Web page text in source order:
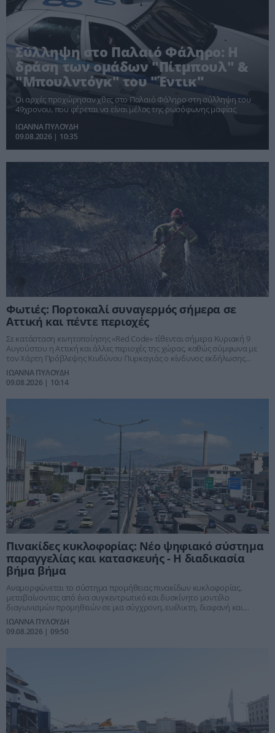
Σύλληψη στο Παλαιό Φάληρο: Η
δράση των ομάδων "Πίτμπουλ" &
"Μπουλντόγκ" του "Έντικ"
Οι αρχές προχώρησαν χθες στο Παλαιό Φάληρο στη σύλληψη του
49χρονου, που φέρεται να είναι μέλος της ρωσόφωνης μαφίας
ΙΩΑΝΝΑ ΠΥΛΟΥΔΗ
09.08.2026 | 10:35
Φωτιές: Πορτοκαλί συναγερμός σήμερα σε
Αττική και πέντε περιοχές
Σε κατάσταση κινητοποίησης «Red Code» τίθενται σήμερα Κυριακή 9
Αυγούστου η Αττική και άλλες περιοχές της χώρας, καθώς σύμφωνα με
τον Χάρτη Πρόβλεψης Κινδύνου Πυρκαγιάς ο κίνδυνος εκδήλωσης
πυρκαγιών προβλέπεται πολύ υψηλός, κατηγορίας 4.
ΙΩΑΝΝΑ ΠΥΛΟΥΔΗ
09.08.2026 | 10:14
Πινακίδες κυκλοφορίας: Νέο ψηφιακό σύστημα
παραγγελίας και κατασκευής - Η διαδικασία
βήμα βήμα
Αναμορφώνεται το σύστημα προμήθειας πινακίδων κυκλοφορίας,
μεταβαίνοντας από ένα συγκεντρωτικό και δυσκίνητο μοντέλο
διαγωνισμών προμηθειών σε μια σύγχρονη, ευέλικτη, διαφανή και
πλήρως ψηφιοποιημένη αγορά
ΙΩΑΝΝΑ ΠΥΛΟΥΔΗ
09.08.2026 | 09:50